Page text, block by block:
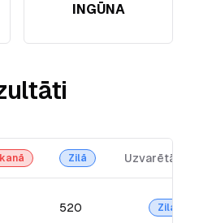
INGŪNA
Zilā Uzvarētājs
520 Zilā